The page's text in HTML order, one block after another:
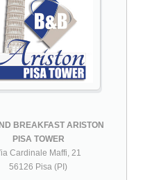
BREAKFAST ARISTON
PISA TOWER
Cardinale Maffi, 21
56126 Pisa (PI)